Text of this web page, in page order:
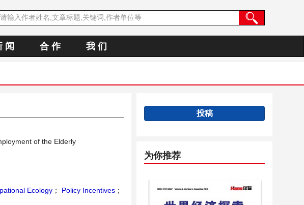
闻 合 作 我 们
of the Elderly
Ecology ； Policy Incentives ；
投稿
为你推荐